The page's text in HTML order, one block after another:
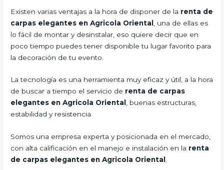
Existen varias ventajas a la hora de disponer de la renta de
carpas elegantes en Agricola Oriental , una de ellas es
lo fácil de montar y desinstalar, eso quiere decir que en
poco tiempo puedes tener disponible tu lugar favorito para
la decoración de tu evento.
La tecnología es una herramienta muy eficaz y útil, a la hora
de buscar a tiempo el servicio de renta de carpas
elegantes en Agricola Oriental , buenas estructuras,
estabilidad y resistencia.
Somos una empresa experta y posicionada en el mercado,
con alta calificación en el manejo e instalación en la renta
de carpas elegantes en Agricola Oriental .